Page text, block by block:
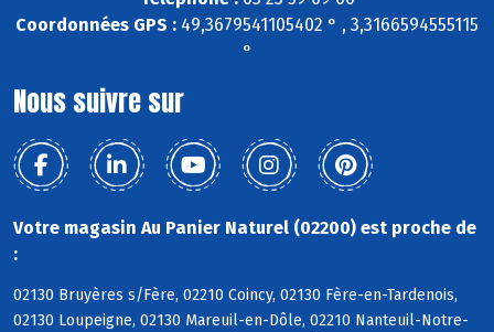
Coordonnées GPS : 49,3679541105402 ° , 3,3166594555115
°
Nous suivre sur
Votre magasin Au Panier Naturel (02200) est proche de
:
02130 Bruyères s/Fère, 02210 Coincy, 02130 Fère-en-Tardenois,
02130 Loupeigne, 02130 Mareuil-en-Dôle, 02210 Nanteuil-Notre-